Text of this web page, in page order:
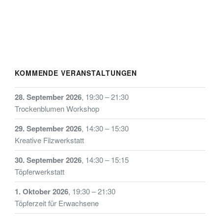
können
der
Produktseite
gewählt
werden
KOMMENDE VERANSTALTUNGEN
28. September 2026, 19:30–21:30
Trockenblumen Workshop
29. September 2026, 14:30– 15:30
Kreative Filzwerkstatt
30. September 2026, 14:30– 15:15
Töpferwerkstatt
1. Oktober 2026, 19:30–21:30
Töpferzeit für Erwachsene